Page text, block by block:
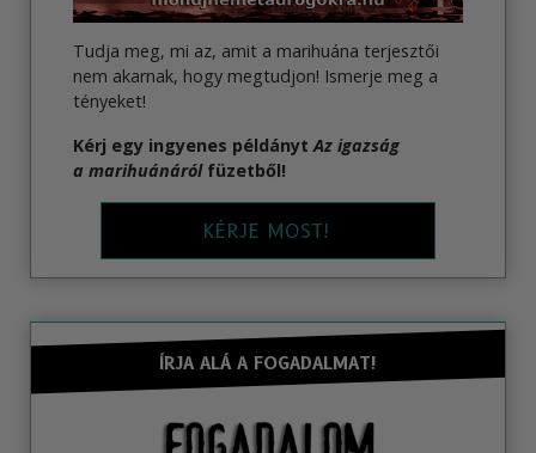
Tudja meg, mi az, amit a marihuána terjesztői
nem akarnak, hogy megtudjon! Ismerje meg a
tényeket!
Kérj egy ingyenes példányt Az igazság
a marihuánárólfüzetből!
KÉRJE MOST!
ÍRJA ALÁ A FOGADALMAT!